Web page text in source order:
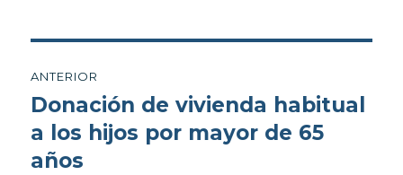
de
entradas
ANTERIOR
Entrada
anterior:
Donación de vivienda habitual
a los hijos por mayor de 65
años